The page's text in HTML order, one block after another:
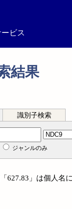
ビス
結果
識別子検索
ジャンルのみ
627.83」は個人名